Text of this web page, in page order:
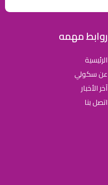
روابط مهمه
الرئيسية
عن سكولي
آخر الأخبار
اتصل بنا